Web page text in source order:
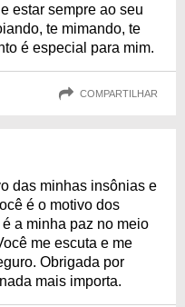
estar sempre ao seu
te mimando, te
é especial para mim.
COMPARTILHAR
das minhas insônias e
é o motivo dos
a minha paz no meio
me escuta e me
Obrigada por
mais importa.